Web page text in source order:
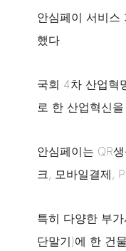
안심페이 서비스
했다.
국회 4차 산업혁
로 한 산업혁신
안심페이는 QR
크, 모바일결제,
특히 다양한 부
단말기)에 한 건